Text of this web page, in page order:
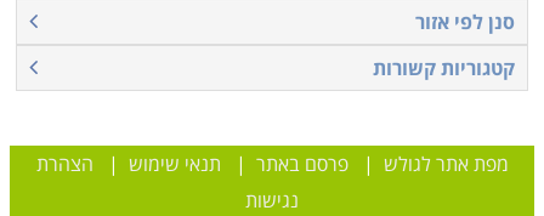
סנן לפי אזור
קטגוריות קשורות
מפת אתר לגולש |פרסם באתר | תנאי שימוש | הצהרת
נגישות